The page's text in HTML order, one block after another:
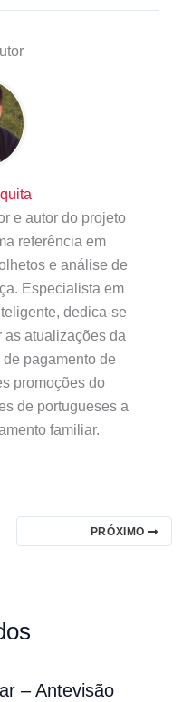
e autor do projeto
referência em
e análise de
Especialista em
dedica-se
as atualizações da
pagamento de
promoções do
de portugueses a
familiar.
PRÓXIMO
– Antevisão